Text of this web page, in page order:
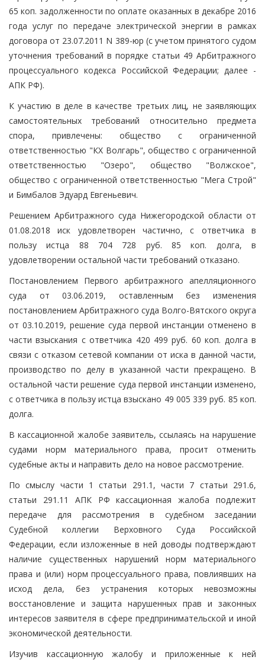
65 коп. задолженности по оплате оказанных в декабре 2016
года услуг по передаче электрической энергии в рамках
договора от 23.07.2011 N 389-юр (с учетом принятого судом
уточнения требований в порядке статьи 49 Арбитражного
процессуального кодекса Российской Федерации; далее -
АПК РФ).
К участию в деле в качестве третьих лиц, не заявляющих
самостоятельных требований относительно предмета
спора, привлечены: общество с ограниченной
ответственностью "КХ Волгарь", общество с ограниченной
ответственностью "Озеро", общество "Волжское",
общество с ограниченной ответственностью "Мега Строй"
и Бимбалов Эдуард Евгеньевич.
Решением Арбитражного суда Нижегородской области от
01.08.2018 иск удовлетворен частично, с ответчика в
пользу истца 88 704 728 руб. 85 коп. долга, в
удовлетворении остальной части требований отказано.
Постановлением Первого арбитражного апелляционного
суда от 03.06.2019, оставленным без изменения
постановлением Арбитражного суда Волго-Вятского округа
от 03.10.2019, решение суда первой инстанции отменено в
части взыскания с ответчика 420 499 руб. 60 коп. долга в
связи с отказом сетевой компании от иска в данной части,
производство по делу в указанной части прекращено. В
остальной части решение суда первой инстанции изменено,
с ответчика в пользу истца взыскано 49 005 339 руб. 85 коп.
долга.
В кассационной жалобе заявитель, ссылаясь на нарушение
судами норм материального права, просит отменить
судебные акты и направить дело на новое рассмотрение.
По смыслу части 1 статьи 291.1, части 7 статьи 291.6,
статьи 291.11 АПК РФ кассационная жалоба подлежит
передаче для рассмотрения в судебном заседании
Судебной коллегии Верховного Суда Российской
Федерации, если изложенные в ней доводы подтверждают
наличие существенных нарушений норм материального
права и (или) норм процессуального права, повлиявших на
исход дела, без устранения которых невозможны
восстановление и защита нарушенных прав и законных
интересов заявителя в сфере предпринимательской и иной
экономической деятельности.
Изучив кассационную жалобу и приложенные к ней